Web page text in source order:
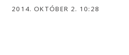
2014. OKTÓBER 2. 10:28